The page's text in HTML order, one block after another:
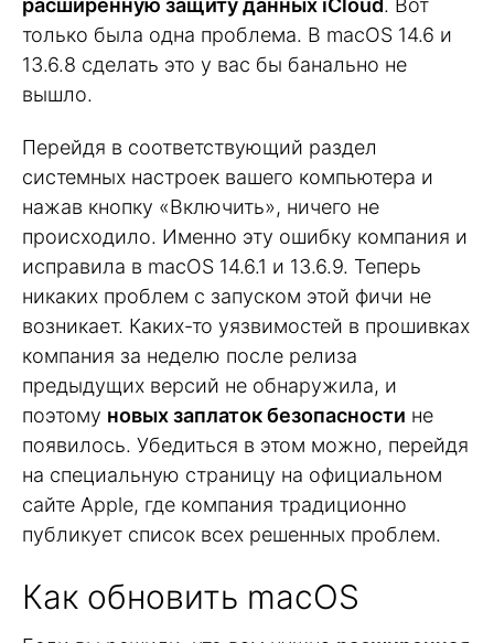
только была одна проблема. В macOS 14.6 и
13.6.8 сделать это у вас бы банально не
вышло.
Перейдя в соответствующий раздел
системных настроек вашего компьютера и
нажав кнопку «Включить», ничего не
происходило. Именно эту ошибку компания и
исправила в macOS 14.6.1 и 13.6.9. Теперь
никаких проблем с запуском этой фичи не
возникает. Каких-то уязвимостей в прошивках
компания за неделю после релиза
предыдущих версий не обнаружила, и
поэтому новых заплаток безопасности не
появилось. Убедиться в этом можно, перейдя
на специальную страницу на официальном
сайте Apple, где компания традиционно
публикует список всех решенных проблем.
Как обновить macOS